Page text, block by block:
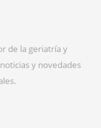
de la geriatría y
y novedades